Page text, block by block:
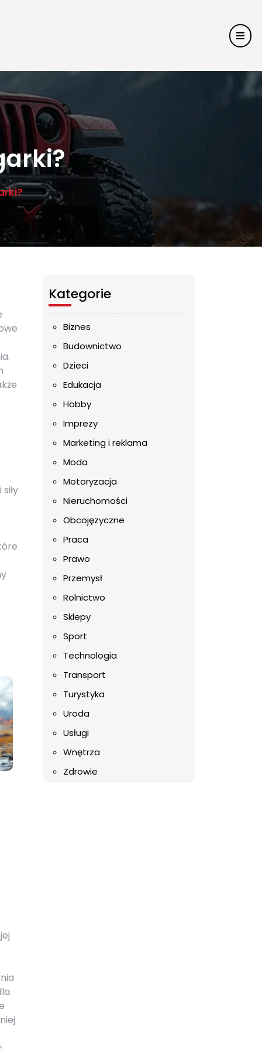
Kategorie
Biznes
Budownictwo
Dzieci
Edukacja
Hobby
Imprezy
Marketing i reklama
Moda
Motoryzacja
Nieruchomości
Obcojęzyczne
Praca
Prawo
Przemysł
Rolnictwo
Sklepy
Sport
Technologia
Transport
Turystyka
Uroda
Usługi
Wnętrza
Zdrowie